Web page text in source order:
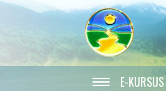
E-KURSUS